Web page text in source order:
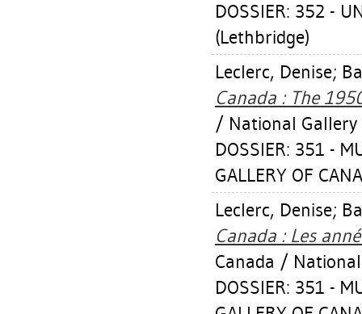
DOSSIER: 352 -
(Lethbridge)
Leclerc, Denise;
Canada : The
/ National Gallery
DOSSIER: 351 -
GALLERY OF
Leclerc, Denise;
Canada : Les
Canada /
DOSSIER: 351 -